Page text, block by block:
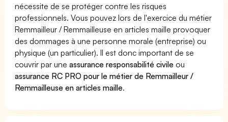
nécessite de se protéger contre les risques
professionnels. Vous pouvez lors de l'exercice du métier
Remmailleur / Remmailleuse en articles maille provoquer
des dommages à une personne morale (entreprise) ou
physique (un particulier). Il est donc important de se
couvrir par uneassurance responsabilité civile ou
assurance RC PRO pour le métier de Remmailleur /
Remmailleuse en articles maille.